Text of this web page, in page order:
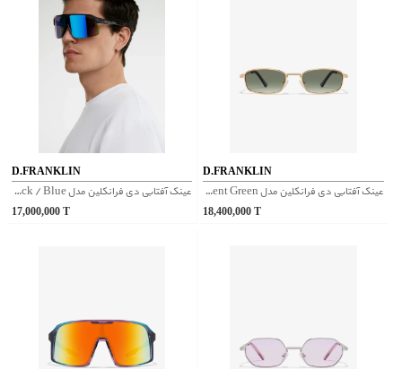
D.FRANKLIN
عینک آفتابی دی فرانکلین مدل D.franklin Wind Fifty Black / Blue
17,000,000T
D.FRANKLIN
عینک آفتابی دی فرانکلین مدل D.franklin Square Legacy Gold / Gradient Green
18,400,000 T